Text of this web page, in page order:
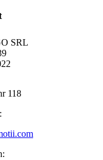
SRL
118